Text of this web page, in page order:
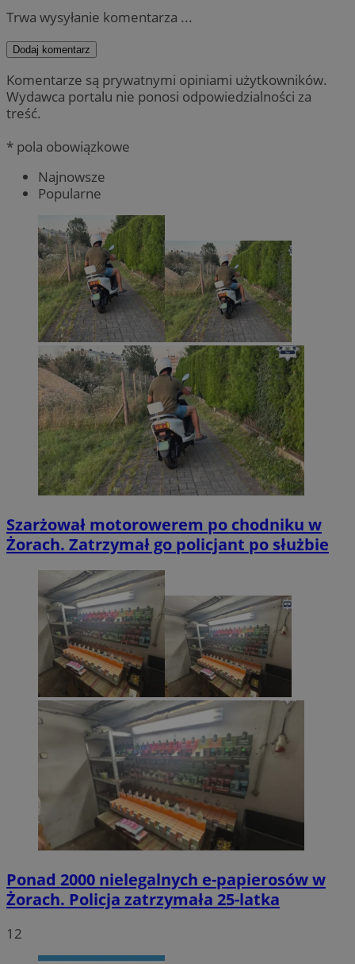
Trwa wysyłanie komentarza ...
Dodaj komentarz
Komentarze są prywatnymi opiniami użytkowników.
Wydawca portalu nie ponosi odpowiedzialności za
treść.
* pola obowiązkowe
Najnowsze
Popularne
Szarżował motorowerem po chodniku w
Żorach. Zatrzymał go policjant po służbie
Ponad 2000 nielegalnych e-papierosów w
Żorach. Policja zatrzymała 25-latka
12